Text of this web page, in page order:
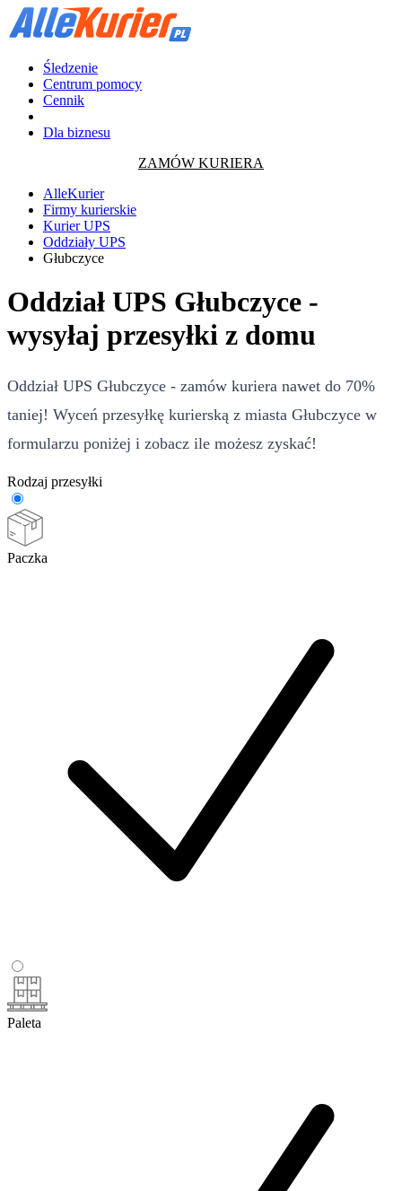
Śledzenie
Centrum pomocy
Cennik
Dla biznesu
ZAMÓW KURIERA
AlleKurier
Firmy kurierskie
Kurier UPS
Oddziały UPS
Głubczyce
Oddział UPS Głubczyce -
wysyłaj przesyłki z domu
Oddział UPS Głubczyce - zamów kuriera nawet do 70%
taniej! Wyceń przesyłkę kurierską z miasta Głubczyce w
formularzu poniżej i zobacz ile możesz zyskać!
Rodzaj przesyłki
Paczka
Paleta